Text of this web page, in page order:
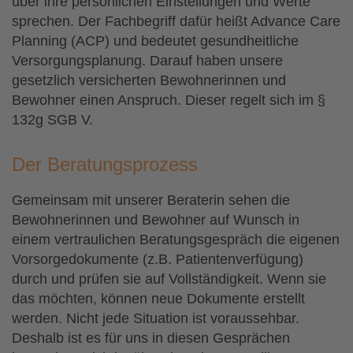
sprechen. Der Fachbegriff dafür heißt Advance Care
Planning (ACP) und bedeutet gesundheitliche
Versorgungsplanung. Darauf haben unsere
gesetzlich versicherten Bewohnerinnen und
Bewohner einen Anspruch. Dieser regelt sich im §
132g SGB V.
Der Beratungsprozess
Gemeinsam mit unserer Beraterin sehen die
Bewohnerinnen und Bewohner auf Wunsch in
einem vertraulichen Beratungsgespräch die eigenen
Vorsorgedokumente (z.B. Patientenverfügung)
durch und prüfen sie auf Vollständigkeit. Wenn sie
das möchten, können neue Dokumente erstellt
werden. Nicht jede Situation ist voraussehbar.
Deshalb ist es für uns in diesen Gesprächen